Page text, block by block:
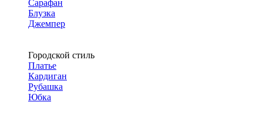
Сарафан
Блузка
Джемпер
Городской стиль
Платье
Кардиган
Рубашка
Юбка